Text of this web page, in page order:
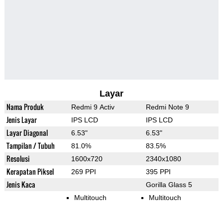
Layar
Nama Produk Redmi 9 Activ Redmi Note 9
Jenis Layar IPS LCD IPS LCD
Layar Diagonal 6.53" 6.53"
Tampilan / Tubuh 81.0% 83.5%
Resolusi 1600x720 2340x1080
Kerapatan Piksel 269 PPI 395 PPI
Jenis Kaca Gorilla Glass 5
Multitouch Multitouch